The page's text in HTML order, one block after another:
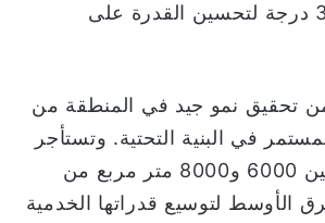
الرؤية بزاوية 360 درجة لتحسين القدرة على
تحقيق نمو جيد في المنطقة من
في البنية التحتية. وتستأجر
الشركة حالياً ما بين 6000 و8000 متر مربع من
الأوسط لتوسيع قدراتها الخدمية